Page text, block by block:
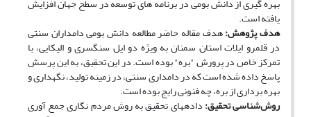
بهره گیری از دانش بومی در برنامه های توسعه در سطح جهان افزایش
یافته است.
هدف پژوهش:هدف مقاله حاضر مطالعه دانش بومی دامداران سنتی
در قلمرو ایلات استان سمنان به ویژه دو ایل سنگسری و الیکایی، با
تمرکز خاص در پرورش "بره" بوده است. در این تحقیق، به این پرسش
پاسخ داده شده است که در دامداری سنتی، در زمینه تولید، نگهداری و
بهره برداری از بره، چه فنونی رایج بوده است.
روش‌شناسی تحقیق:داده­های تحقیق به روش مردم نگاری جمع آوری